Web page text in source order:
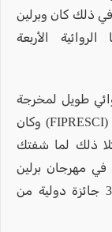
في ذلك كان وبرلين
الأربعة
أول فيلم روائي طويل لمخرجة
فلسطينية، والذي نال جائزة النقاد الدوليين (FIPRESCI) وكان
ذلك لما شفتك
في مهرجان برلين
السينمائي، ثم واجب (2017) الذي حصد 36 جائزة دولية من